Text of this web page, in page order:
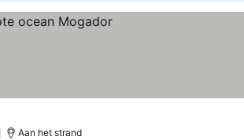
Aan het strand